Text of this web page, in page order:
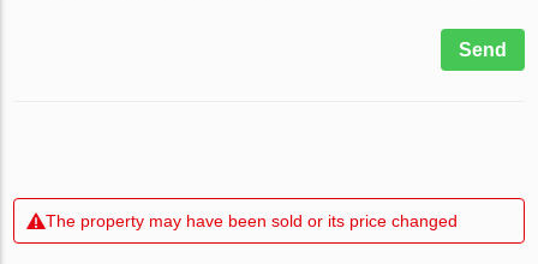
Send
The property may have been sold or its price changed